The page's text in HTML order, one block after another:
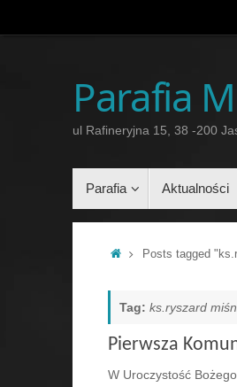
Parafia
ul Rafineryjna 15, 38 -200
treści
Parafia Aktualności
HomePosts tagged
Tag: ks.ryszard
Pierwsza
W Uroczystość